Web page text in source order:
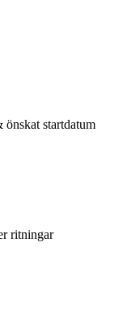
startdatum
ritningar